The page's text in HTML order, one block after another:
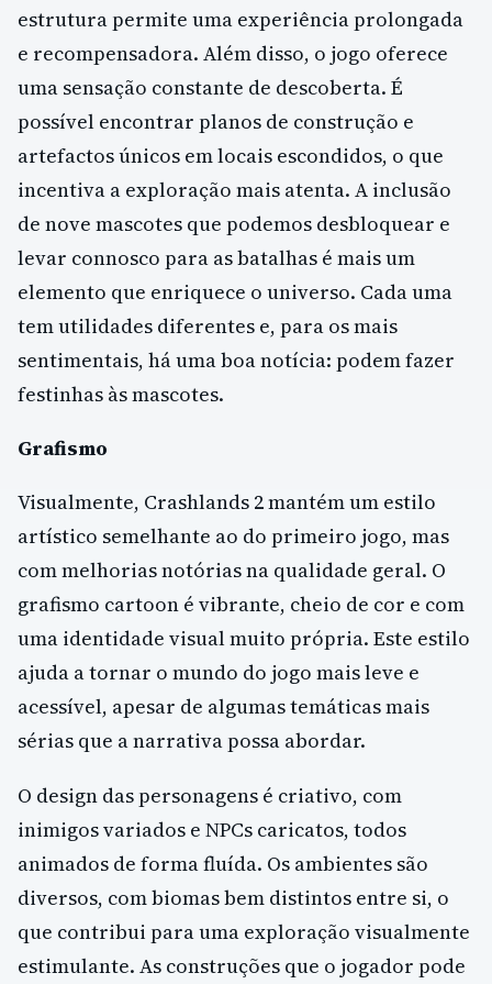
estrutura permite uma experiência prolongada
e recompensadora. Além disso, o jogo oferece
uma sensação constante de descoberta. É
possível encontrar planos de construção e
artefactos únicos em locais escondidos, o que
incentiva a exploração mais atenta. A inclusão
de nove mascotes que podemos desbloquear e
levar connosco para as batalhas é mais um
elemento que enriquece o universo. Cada uma
tem utilidades diferentes e, para os mais
sentimentais, há uma boa notícia: podem fazer
festinhas às mascotes.
Grafismo
Visualmente, Crashlands 2 mantém um estilo
artístico semelhante ao do primeiro jogo, mas
com melhorias notórias na qualidade geral. O
grafismo cartoon é vibrante, cheio de cor e com
uma identidade visual muito própria. Este estilo
ajuda a tornar o mundo do jogo mais leve e
acessível, apesar de algumas temáticas mais
sérias que a narrativa possa abordar.
O design das personagens é criativo, com
inimigos variados e NPCs caricatos, todos
animados de forma fluída. Os ambientes são
diversos, com biomas bem distintos entre si, o
que contribui para uma exploração visualmente
estimulante. As construções que o jogador pode